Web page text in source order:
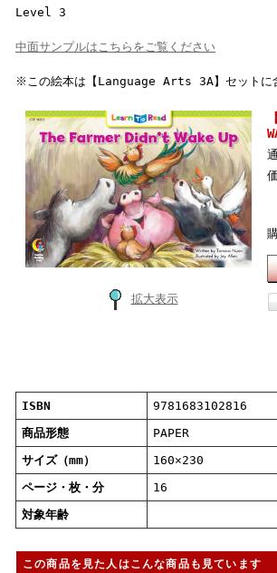
Level 3
中面サンプルはこちらをご覧ください
※この絵本は【Language Arts 3A】セットに
拡大表示
ISBN
9781683102816
商品形態
PAPER
サイズ（mm）
160×230
ページ・枚・分
16
対象年齢
この商品を見た人はこんな商品も見ています